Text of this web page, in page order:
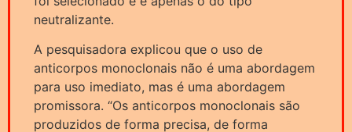
neutralizante.
A pesquisadora explicou que o uso de
anticorpos monoclonais não é uma abordagem
para uso imediato, mas é uma abordagem
promissora. “Os anticorpos monoclonais são
produzidos de forma precisa, de forma